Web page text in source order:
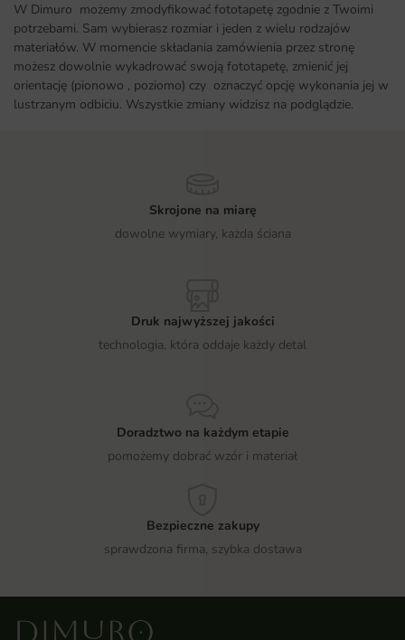
W Dimuro możemy zmodyfikować fototapetę zgodnie z Twoimi
potrzebami. Sam wybierasz rozmiar i jeden z wielu rodzajów
materiałów. W momencie składania zamówienia przez stronę
możesz dowolnie wykadrować swoją fototapetę, zmienić jej
orientację (pionowo , poziomo) czy oznaczyć opcję wykonania jej w
lustrzanym odbiciu. Wszystkie zmiany widzisz na podglądzie.
Skrojone na miarę
dowolne wymiary, każda ściana
Druk najwyższej jakości
technologia, która oddaje każdy detal
Doradztwo na każdym etapie
pomożemy dobrać wzór i materiał
Bezpieczne zakupy
sprawdzona firma, szybka dostawa